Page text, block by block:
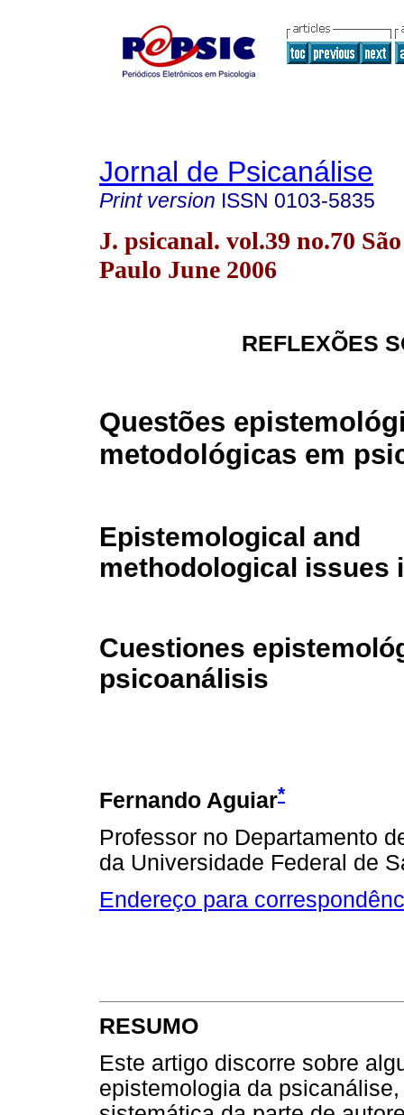
Jornal de Psicanálise
Print version ISSN 0103-5835
J. psicanal. vol.39 no.70 São
Paulo June 2006
REFLEXÕES
Questões
metodológicas em
Epistemological and
methodological issues
Cuestiones
psicoanálisis
Fernando Aguiar*
Professor no Departamento
da Universidade Federal de
Endereço para
RESUMO
Este artigo discorre sobre
epistemologia da